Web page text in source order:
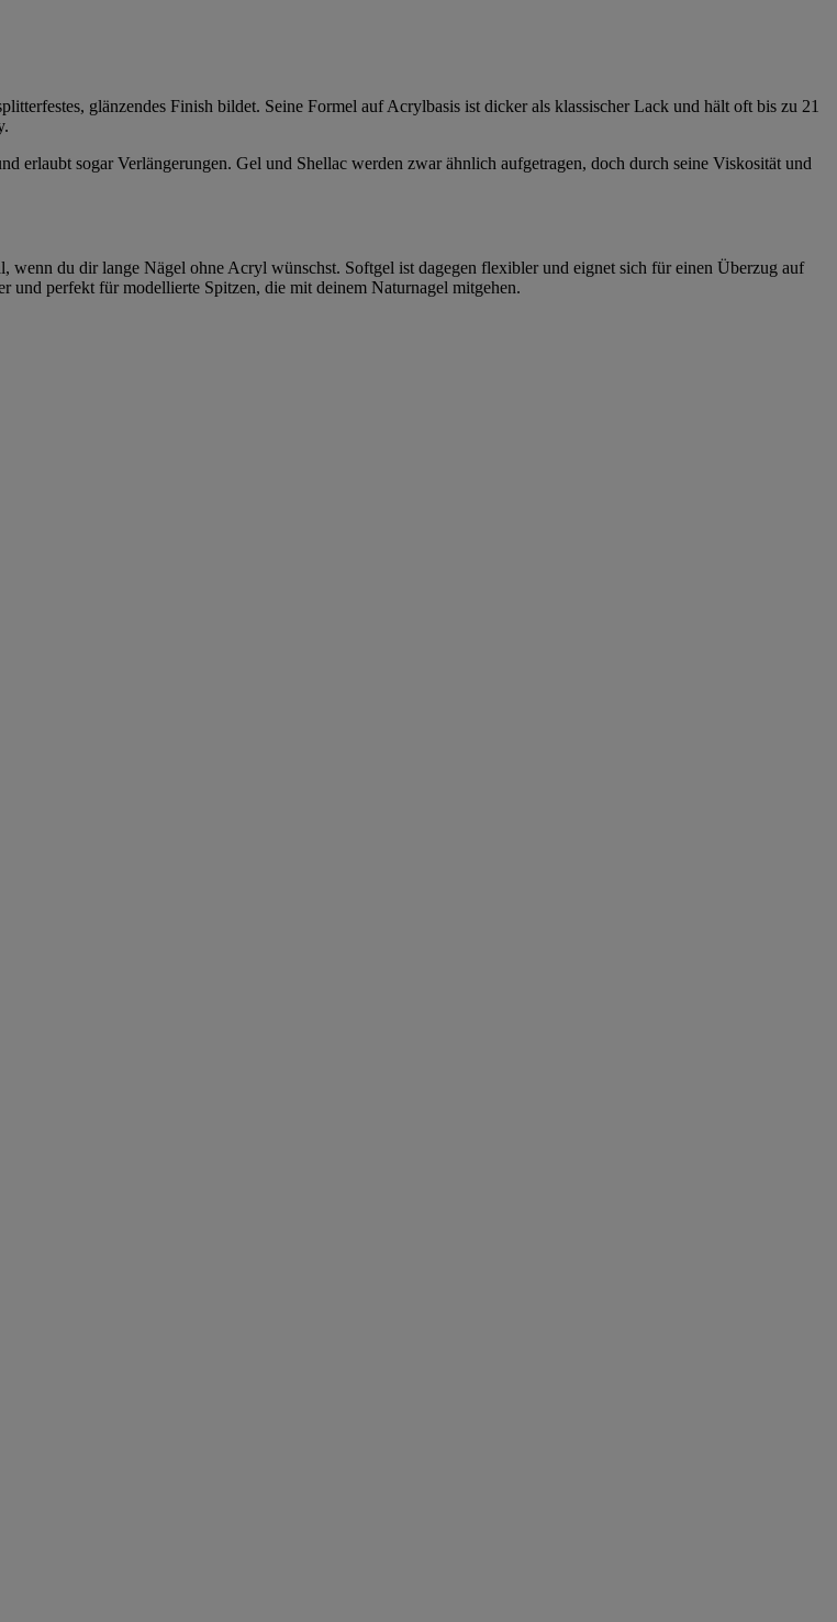
glänzendes Finish bildet. Seine Formel auf Acrylbasis ist dicker als klassischer Lack und hält oft bis zu 21
erlaubt sogar Verlängerungen. Gel und Shellac werden zwar ähnlich aufgetragen, doch durch seine Viskosität und
du dir lange Nägel ohne Acryl wünschst. Softgel ist dagegen flexibler und eignet sich für einen Überzug auf
perfekt für modellierte Spitzen, die mit deinem Naturnagel mitgehen.